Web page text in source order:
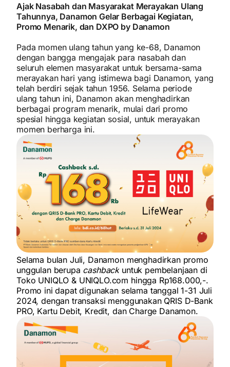
Ajak Nasabah dan Masyarakat Merayakan Ulang
Tahunnya, Danamon Gelar Berbagai Kegiatan,
Promo Menarik, dan DXPO by Danamon
Pada momen ulang tahun yang ke-68, Danamon
dengan bangga mengajak para nasabah dan
seluruh elemen masyarakat untuk bersama-sama
merayakan hari yang istimewa bagi Danamon, yang
telah berdiri sejak tahun 1956. Selama periode
ulang tahun ini, Danamon akan menghadirkan
berbagai program menarik, mulai dari promo
spesial hingga kegiatan sosial, untuk merayakan
momen berharga ini.
Selama bulan Juli, Danamon menghadirkan promo
unggulan berupa cashback untuk pembelanjaan di
Toko UNIQLO & UNIQLO.com hingga Rp168.000,-.
Promo ini dapat digunakan selama tanggal 1-31 Juli
2024, dengan transaksi menggunakan QRIS D-Bank
PRO, Kartu Debit, Kredit, dan Charge Danamon.